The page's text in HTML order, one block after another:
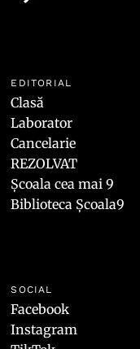
EDITORIAL
Clasă
Laborator
Cancelarie
REZOLVAT
Școala cea mai 9
Biblioteca Școala9
SOCIAL
Facebook
Instagram